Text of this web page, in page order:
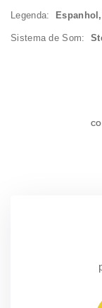
Legenda:
Sistema de Som: